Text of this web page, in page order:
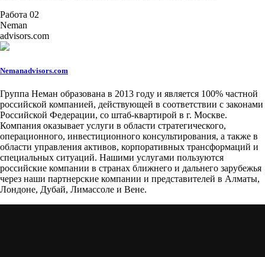
Работа 02
Neman
advisors.com
Nemanadvisors.com
Группа Неман образована в 2013 году и является 100% частной
российской компанией, действующей в соответствии с законами
Российской Федерации, со штаб-квартирой в г. Москве.
Компания оказывает услуги в области стратегического,
операционного, инвестиционного консультирования, а также в
области управления активов, корпоративных трансформаций и
специальных ситуаций. Нашими услугами пользуются
российские компании в странах ближнего и дальнего зарубежья
через наши партнерские компании и представителей в Алматы,
Лондоне, Дубай, Лимассоле и Вене.